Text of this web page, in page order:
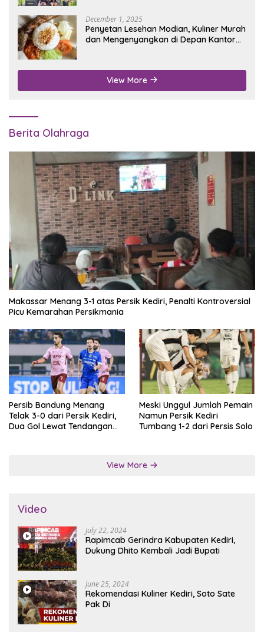
December 1, 2025
Penyetan Lesehan Modian, Kuliner Murah
dan Mengenyangkan di Depan Kantor
View More
Berita Olahraga
Makassar Menang 3-1 atas Persik Kediri, Penalti Kontroversial
Picu Kemarahan Persikmania
Persib Bandung Menang
Telak 3-0 dari Persik Kediri,
Dua Gol Lewat Tendangan
Meski Unggul Jumlah Pemain
Namun Persik Kediri
Tumbang 1-2 dari Persis Solo
View More
Video
July 22, 2024
Rapimcab Gerindra Kabupaten Kediri,
Dukung Dhito Kembali Jadi Bupati
June 25, 2024
Rekomendasi Kuliner Kediri, Soto Sate
Pak Di